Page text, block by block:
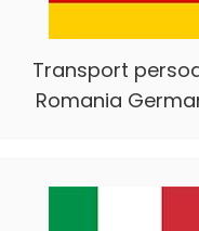
Transport
Romania